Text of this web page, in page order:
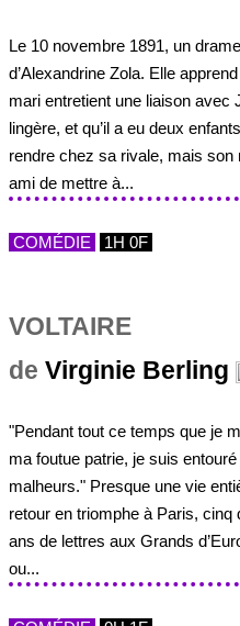
Le 10 novembre 1891, un
d’Alexandrine Zola. Elle
mari entretient une liaison avec
lingère, et qu’il a eu deux
rendre chez sa rivale, mais son
ami de mettre à...
COMÉDIE 1H 0F
VOLTAIRE
de Virginie Berling
"Pendant tout ce temps que je
ma foutue patrie, je suis
malheurs." Presque une vie
retour en triomphe à Paris,
ans de lettres aux Grands
ou...